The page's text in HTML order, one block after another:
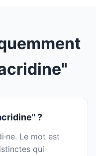
?
Le mot est
qui